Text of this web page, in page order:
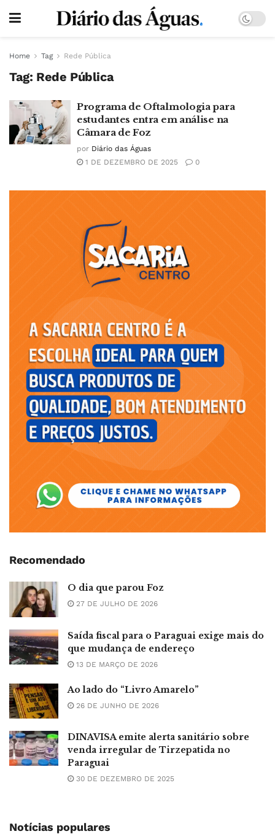
Home Tag Rede Pública
Tag: Rede Pública
Programa de Oftalmologia para
estudantes entra em análise na
Câmara de Foz
por Diário das Águas
1 DE DEZEMBRO DE 2025
0
Recomendado
O dia que parou Foz
27 DE JULHO DE 2026
Saída fiscal para o Paraguai exige mais do
que mudança de endereço
13 DE MARÇO DE 2026
Ao lado do “Livro Amarelo”
26 DE JUNHO DE 2026
DINAVISA emite alerta sanitário sobre
venda irregular de Tirzepatida no
Paraguai
30 DE DEZEMBRO DE 2025
Notícias populares